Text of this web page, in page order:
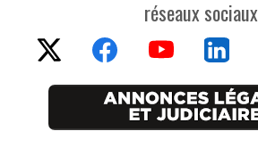
réseaux sociaux